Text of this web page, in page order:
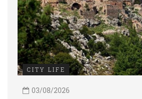
CITY LIFE
03/08/2026